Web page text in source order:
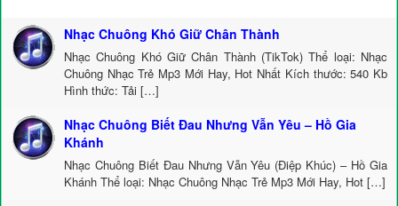
Nhạc Chuông Khó Giữ Chân Thành
Nhạc Chuông Khó Giữ Chân Thành (TikTok) Thể loại: Nhạc
Chuông Nhạc Trẻ Mp3 Mới Hay, Hot Nhất Kích thước: 540 Kb
Hình thức: Tải […]
Nhạc Chuông Biết Đau Nhưng Vẫn Yêu – Hồ Gia
Khánh
Nhạc Chuông Biết Đau Nhưng Vẫn Yêu (Điệp Khúc) – Hồ Gia
Khánh Thể loại: Nhạc Chuông Nhạc Trẻ Mp3 Mới Hay, Hot […]